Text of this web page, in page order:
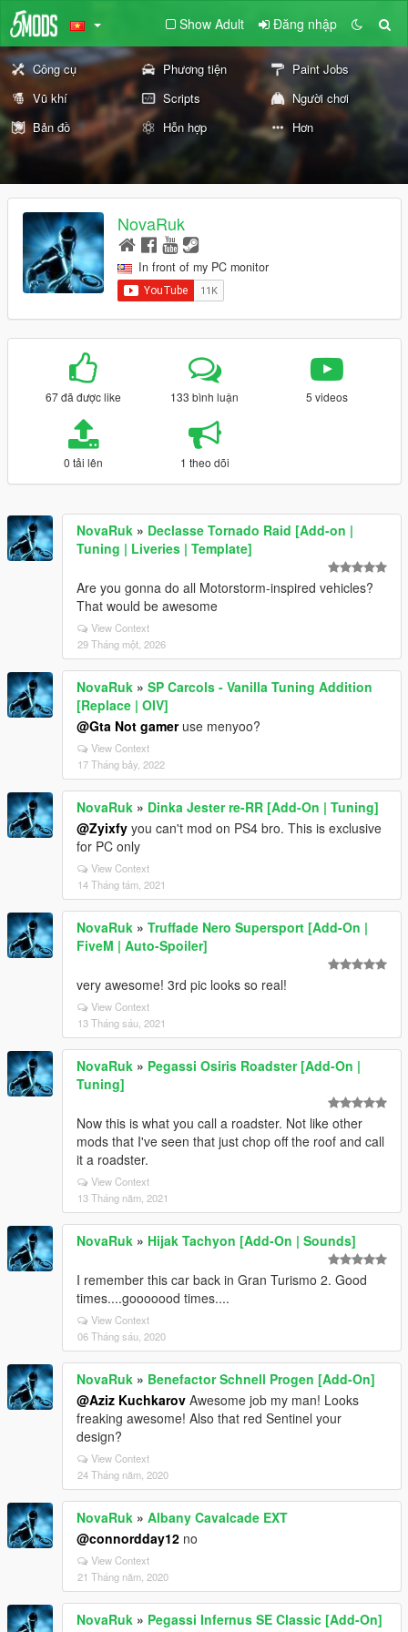
Show Adult Đăng nhập
Công cụ Phương tiện
Paint Jobs
Vũ khí
Scripts
Người chơi
Bản đồ
Hỗn hợp Hơn
NovaRuk
In front of my PC monitor
67 đã được like 133 bình luận 5 videos
0 tải lên 1 theo dõi
NovaRuk » Declasse Tornado Raid [Add-on |
Tuning | Liveries | Template]
Are you gonna do all Motorstorm-inspired vehicles?
That would be awesome
View Context
29 Tháng một, 2026
NovaRuk » SP Carcols - Vanilla Tuning Addition
[Replace | OIV]
@Gta Not gameruse menyoo?
View Context
17 Tháng bảy, 2022
NovaRuk » Dinka Jester re-RR [Add-On | Tuning]
@Zyixfy you can't mod on PS4 bro. This is exclusive
for PC only
View Context
14 Tháng tám, 2021
NovaRuk » Truffade Nero Supersport [Add-On |
FiveM | Auto-Spoiler]
very awesome! 3rd pic looks so real!
View Context
13 Tháng sáu, 2021
NovaRuk » Pegassi Osiris Roadster [Add-On |
Tuning]
Now this is what you call a roadster. Not like other
mods that I've seen that just chop off the roof and call
it a roadster.
View Context
13 Tháng năm, 2021
NovaRuk » Hijak Tachyon [Add-On | Sounds]
I remember this car back in Gran Turismo 2. Good
times....gooooood times....
View Context
06 Tháng sáu, 2020
NovaRuk » Benefactor Schnell Progen [Add-On]
@Aziz Kuchkarov Awesome job my man! Looks
freaking awesome! Also that red Sentinel your
design?
View Context
24 Tháng năm, 2020
NovaRuk » Albany Cavalcade EXT
@connordday12 no
View Context
21 Tháng năm, 2020
NovaRuk » Pegassi Infernus SE Classic [Add-On]